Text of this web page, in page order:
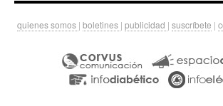
quienes somos | boletines | publicidad | suscríbete |